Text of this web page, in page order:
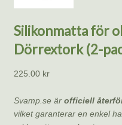
Silikonmatta för
Dörrextork (2-
225.00 kr
Svamp.se är officiell
vilket garanterar en enkel